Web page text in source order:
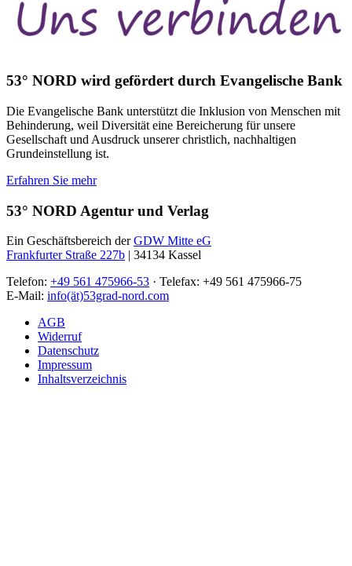
53° NORD wird gefördert durch Evangelische Bank
Die Evangelische Bank unterstützt die Inklusion von Menschen mit
Behinderung, weil Diversität eine Bereicherung für unsere
Gesellschaft und Ausdruck unserer christlich, nachhaltigen
Grundeinstellung ist.
Erfahren Sie mehr
53° NORD Agentur und Verlag
Ein Geschäftsbereich derGDW Mitte eG
Frankfurter Straße 227b | 34134 Kassel
Telefon: +49 561 475966-53 · Telefax: +49 561 475966-75
E-Mail: info(ät)53grad-nord.com
AGB
Widerruf
Datenschutz
Impressum
Inhaltsverzeichnis